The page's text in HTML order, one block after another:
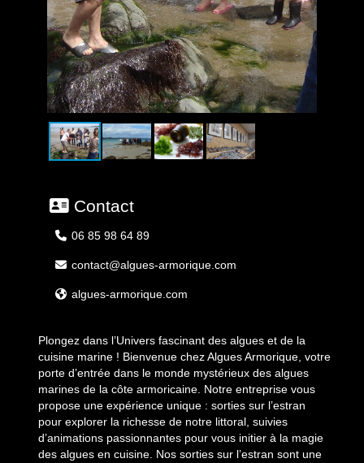
Contact
06 85 98 64 89
contact@algues-armorique.com
algues-armorique.com
Plongez dans l’Univers fascinant des algues et de la
cuisine marine ! Bienvenue chez Algues Armorique, votre
porte d’entrée dans le monde mystérieux des algues
marines de la côte armoricaine. Notre entreprise vous
propose une expérience unique : sorties sur l’estran
pour explorer la richesse de notre littoral, suivies
d’animations passionnantes pour vous initier à la magie
des algues en cuisine. Nos sorties sur l’estran sont une